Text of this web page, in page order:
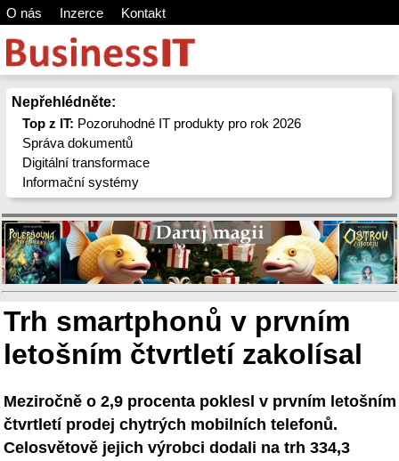
O nás Inzerce Kontakt
Nepřehlédněte:
Top z IT: Pozoruhodné IT produkty pro rok 2026
Správa dokumentů
Digitální transformace
Informační systémy
Trh smartphonů v prvním
letošním čtvrtletí zakolísal
Meziročně o 2,9 procenta poklesl v prvním letošním
čtvrtletí prodej chytrých mobilních telefonů.
Celosvětově jejich výrobci dodali na trh 334,3